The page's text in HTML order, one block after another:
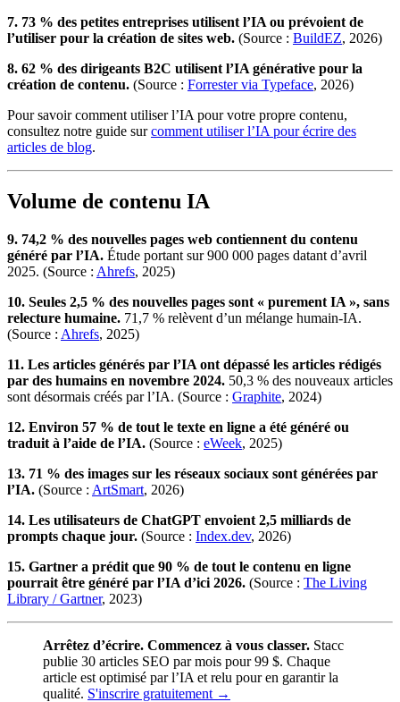
7. 73 % des petites entreprises utilisent l’IA ou prévoient de
l’utiliser pour la création de sites web. (Source : BuildEZ, 2026)
8. 62 % des dirigeants B2C utilisent l’IA générative pour la
création de contenu. (Source : Forrester via Typeface, 2026)
Pour savoir comment utiliser l’IA pour votre propre contenu,
consultez notre guide surcomment utiliser l’IA pour écrire des
articles de blog.
Volume de contenu IA
9. 74,2 % des nouvelles pages web contiennent du contenu
généré par l’IA. Étude portant sur 900 000 pages datant d’avril
2025. (Source : Ahrefs, 2025)
10. Seules 2,5 % des nouvelles pages sont « purement IA », sans
relecture humaine. 71,7 % relèvent d’un mélange humain-IA.
(Source : Ahrefs, 2025)
11. Les articles générés par l’IA ont dépassé les articles rédigés
par des humains en novembre 2024. 50,3 % des nouveaux articles
sont désormais créés par l’IA. (Source : Graphite, 2024)
12. Environ 57 % de tout le texte en ligne a été généré ou
traduit à l’aide de l’IA. (Source : eWeek, 2025)
13. 71 % des images sur les réseaux sociaux sont générées par
l’IA. (Source : ArtSmart, 2026)
14. Les utilisateurs de ChatGPT envoient 2,5 milliards de
prompts chaque jour. (Source : Index.dev, 2026)
15. Gartner a prédit que 90 % de tout le contenu en ligne
pourrait être généré par l’IA d’ici 2026. (Source : The Living
Library / Gartner, 2023)
Arrêtez d’écrire. Commencez à vous classer. Stacc
publie 30 articles SEO par mois pour 99 $. Chaque
article est optimisé par l’IA et relu pour en garantir la
qualité. S'inscrire gratuitement →